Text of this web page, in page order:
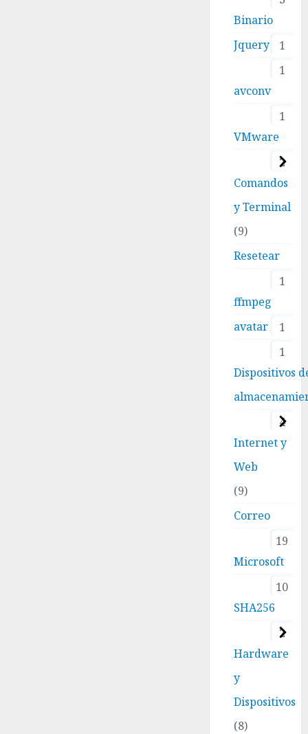
Binario
1
Jquery
1
avconv
1
VMware
2
Comandos
y Terminal
9
Resetear
1
ffmpeg
1
avatar
1
Dispositivos
4
Internet y
Web
9
Correo
19
Microsoft
10
SHA256
2
Hardware
y
Dispositivos
8